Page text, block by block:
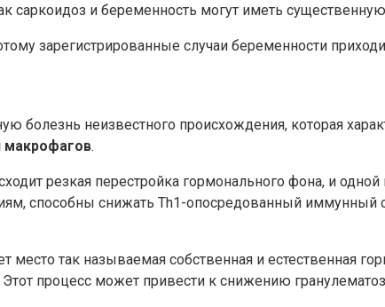
саркоидоз и беременность могут иметь
зарегистрированные случаи беременности
болезнь неизвестного происхождения, которая
макрофагов.
резкая перестройка гормонального фона, и
способны снижать Th1-опосредованный иммунный
так называемая собственная и естественная
Этот процесс может привести к снижению